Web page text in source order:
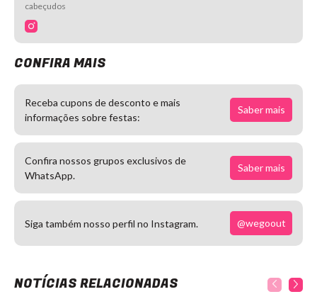
cabeçudos
CONFIRA MAIS
Receba cupons de desconto e mais
informações sobre festas:
Saber mais
Confira nossos grupos exclusivos de
WhatsApp.
Saber mais
Siga também nosso perfil no Instagram. @wegoout
NOTÍCIAS RELACIONADAS